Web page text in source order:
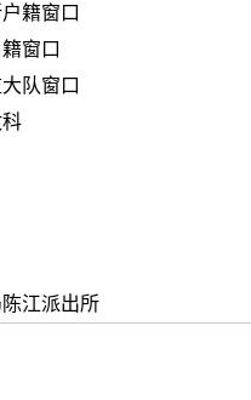
籍窗口
窗口
队窗口
江派出所